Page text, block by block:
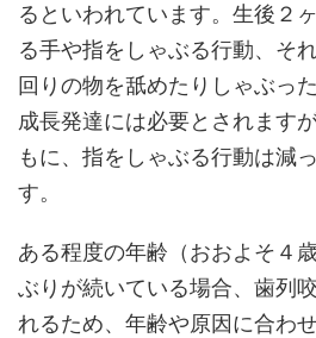
るといわれています。生後２
る手や指をしゃぶる行動、そ
回りの物を舐めたりしゃぶっ
成長発達には必要とされます
もに、指をしゃぶる行動は減
す。
ある程度の年齢（おおよそ４
ぶりが続いている場合、歯列
れるため、年齢や原因に合わ